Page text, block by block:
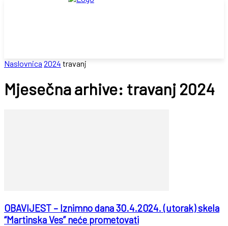
Naslovnica 2024 travanj
Mjesečna arhive: travanj 2024
OBAVIJEST – Iznimno dana 30.4.2024. (utorak) skela
“Martinska Ves” neće prometovati